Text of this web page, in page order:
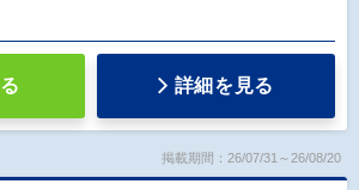
詳細を見る
掲載期間：26/07/31～26/08/20